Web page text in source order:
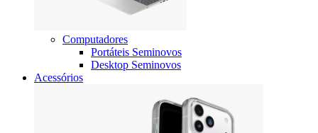
Computadores
Portáteis Seminovos
Desktop Seminovos
Acessórios